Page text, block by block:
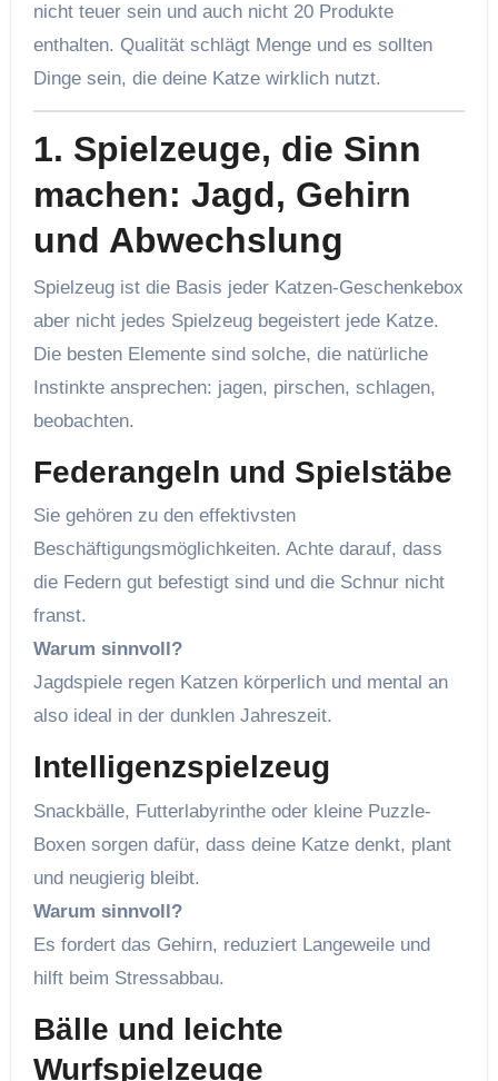
nicht teuer sein und auch nicht 20 Produkte
enthalten. Qualität schlägt Menge und es sollten
Dinge sein, die deine Katze wirklich nutzt.
1. Spielzeuge, die Sinn
machen: Jagd, Gehirn
und Abwechslung
Spielzeug ist die Basis jeder Katzen-Geschenkebox
aber nicht jedes Spielzeug begeistert jede Katze.
Die besten Elemente sind solche, die natürliche
Instinkte ansprechen: jagen, pirschen, schlagen,
beobachten.
Federangeln und Spielstäbe
Sie gehören zu den effektivsten
Beschäftigungsmöglichkeiten. Achte darauf, dass
die Federn gut befestigt sind und die Schnur nicht
franst.
Warum sinnvoll?
Jagdspiele regen Katzen körperlich und mental an
also ideal in der dunklen Jahreszeit.
Intelligenzspielzeug
Snackbälle, Futterlabyrinthe oder kleine Puzzle-
Boxen sorgen dafür, dass deine Katze denkt, plant
und neugierig bleibt.
Warum sinnvoll?
Es fordert das Gehirn, reduziert Langeweile und
hilft beim Stressabbau.
Bälle und leichte
Wurfspielzeuge